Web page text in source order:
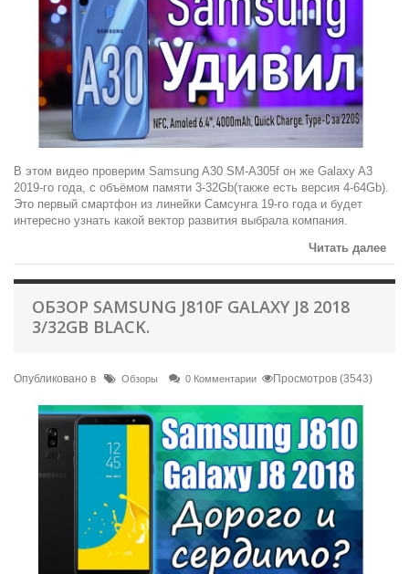
В этом видео проверим Samsung A30 SM-A305f он же Galaxy A3
2019-го года, с объёмом памяти 3-32Gb(также есть версия 4-64Gb).
Это первый смартфон из линейки Самсунга 19-го года и будет
интересно узнать какой вектор развития выбрала компания.
Читать далее
ОБЗОР SAMSUNG J810F GALAXY J8 2018
3/32GB BLACK.
Опубликовано в Обзоры 0 Комментарии Просмотров (3543)